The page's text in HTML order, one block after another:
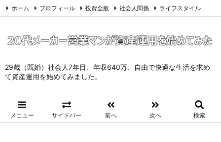
29歳（既婚）社会人7年目、年収640万、自由で快適な生活を求め
て資産運用を始めてみました。
メニュー サイドバー 前へ 次へ 検索
ホーム プロフィール 投資全般 社会人関係 ライフスタイル
Feedly